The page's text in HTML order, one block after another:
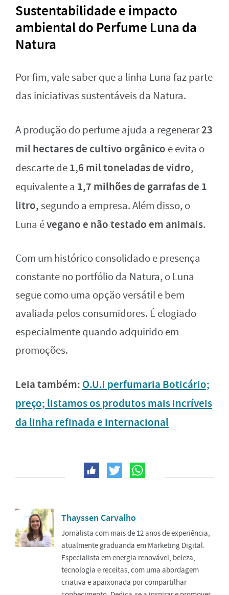
Sustentabilidade e impacto
ambiental do Perfume Luna da
Natura
Por fim, vale saber que a linha Luna faz parte
das iniciativas sustentáveis da Natura.
A produção do perfume ajuda a regenerar23
mil hectares de cultivo orgânico e evita o
descarte de1,6 mil toneladas de vidro,
equivalente a 1,7 milhões de garrafas de 1
litro,segundo a empresa. Além disso, o
Luna évegano e não testado em animais.
Com um histórico consolidado e presença
constante no portfólio da Natura, o Luna
segue como uma opção versátil e bem
avaliada pelos consumidores. É elogiado
especialmente quando adquirido em
promoções.
Leia também: O.U.i perfumaria Boticário;
preço; listamos os produtos mais incríveis
da linha refinada e internacional
Thayssen Carvalho
Jornalista com mais de 12 anos de experiência,
atualmente graduanda em Marketing Digital.
Especialista em energia renovável, beleza,
tecnologia e receitas, com uma abordagem
criativa e apaixonada por compartilhar